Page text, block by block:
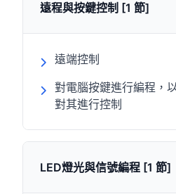
遠程與按鍵控制 [1 節]
遠端控制
對電腦按鍵進行編程，
對其進行控制
LED燈光與信號編程 [1 節]